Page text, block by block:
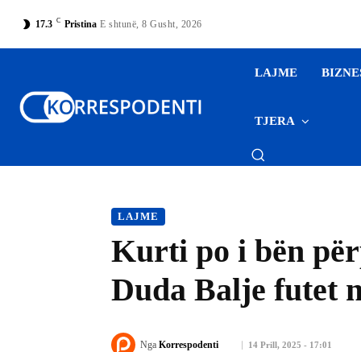
17.3 C Pristina E shtunë, 8 Gusht, 2026
LAJME
TJERA
LAJME
Kurti po i bën
Duda Balje futet
14 Prill, 2025 - 17:01
Nga Korrespodenti